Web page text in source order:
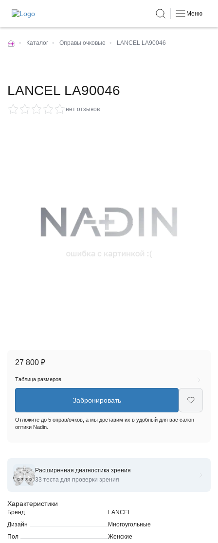
Меню
• Каталог • Оправы очковые • LANCEL LA90046
LANCEL LA90046
нет отзывов
Оправы для очков корригирующих LANCEL LA90046
Характеристики
Бренд
LANCEL
Дизайн
Многоугольные
Пол
Женские
27 800 ₽
Таблица размеров
Забронировать
Отложите до 5 оправ/очков, а мы доставим их в удобный для вас салон
оптики Nadin.
Расширенная диагностика зрения
33 теста для проверки зрения